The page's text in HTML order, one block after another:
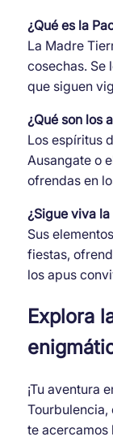
¿Qué es la
La Madre
cosechas. Se
que siguen
¿Qué son los
Los espíritus
Ausangate o
ofrendas en
¿Sigue viva
Sus
fiestas,
los apus
Explora
¡Tu aventura
Tourbulencia,
te acercamos